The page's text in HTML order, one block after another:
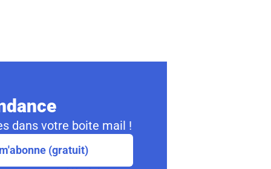
dans votre boite mail !
(gratuit)